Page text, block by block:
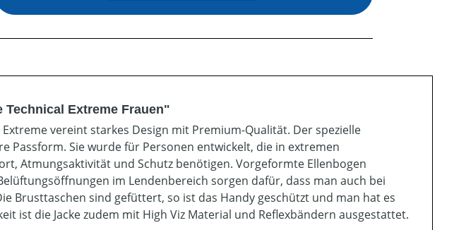
Extreme Frauen"
vereint starkes Design mit Premium-Qualität. Der spezielle
Passform. Sie wurde für Personen entwickelt, die in extremen
Atmungsaktivität und Schutz benötigen. Vorgeformte Ellenbogen
im Lendenbereich sorgen dafür, dass man auch bei
Brusttaschen sind gefüttert, so ist das Handy geschützt und man hat es
ist die Jacke zudem mit High Viz Material und Reflexbändern ausgestattet.